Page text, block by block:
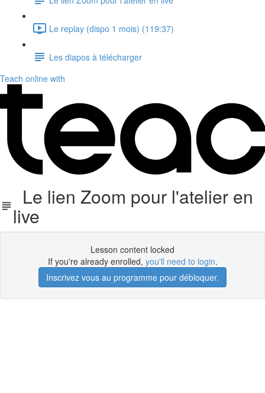
Le replay (dispo 1 mois) (119:37)
Les diapos à télécharger
Teach online with
Le lien Zoom pour l'atelier en
live
Lesson content locked
If you're already enrolled, you'll need to login.
Inscrivez vous au programme pour débloquer.